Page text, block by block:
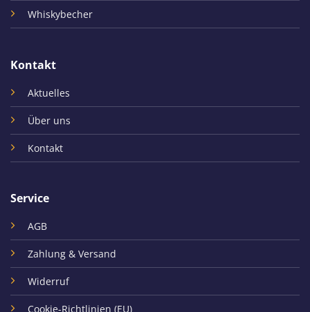
Whiskybecher
Kontakt
Aktuelles
Über uns
Kontakt
Service
AGB
Zahlung & Versand
Widerruf
Cookie-Richtlinien (EU)